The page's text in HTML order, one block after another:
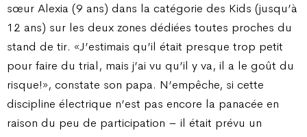
sœur Alexia (9 ans) dans la catégorie des Kids (jusqu’à
12 ans) sur les deux zones dédiées toutes proches du
stand de tir. «J’estimais qu’il était presque trop petit
pour faire du trial, mais j’ai vu qu’il y va, il a le goût du
risque!», constate son papa. N’empêche, si cette
discipline électrique n’est pas encore la panacée en
raison du peu de participation – il était prévu un